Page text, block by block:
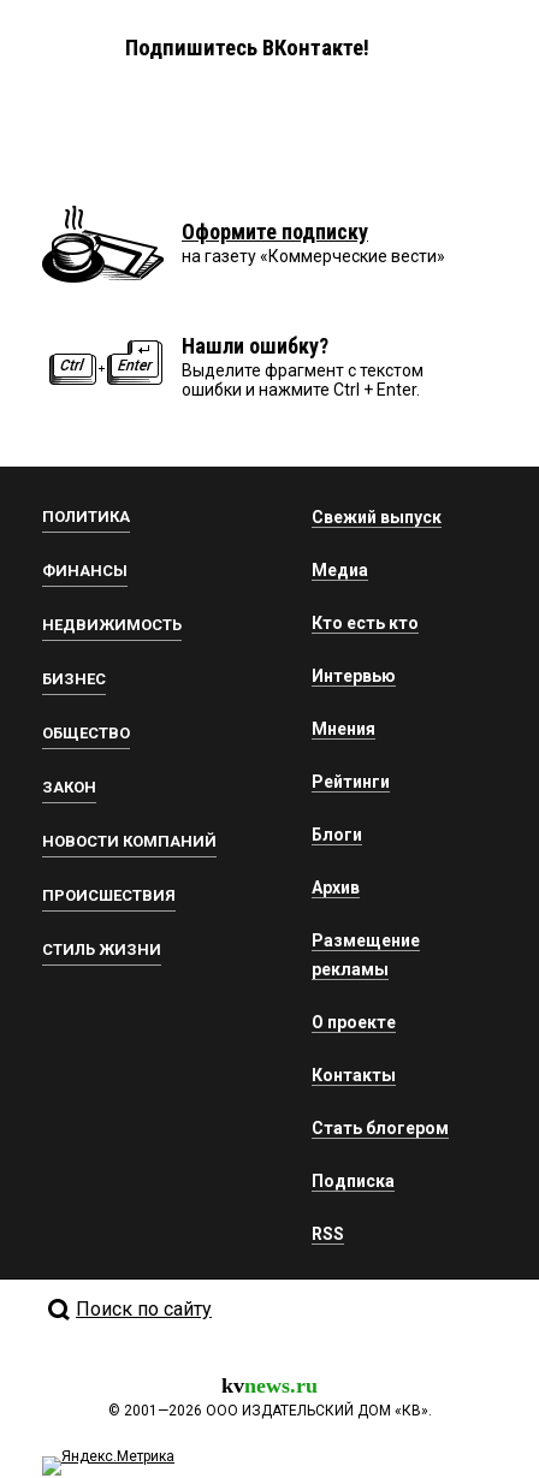
Подпишитесь ВКонтакте!
Оформите подписку
на газету «Коммерческие вести»
Нашли ошибку?
Выделите фрагмент с текстом
ошибки и нажмите Ctrl + Enter.
ПОЛИТИКА
ФИНАНСЫ
НЕДВИЖИМОСТЬ
БИЗНЕС
ОБЩЕСТВО
ЗАКОН
НОВОСТИ КОМПАНИЙ
ПРОИСШЕСТВИЯ
СТИЛЬ ЖИЗНИ
Свежий выпуск
Медиа
Кто есть кто
Интервью
Мнения
Рейтинги
Блоги
Архив
Размещение
рекламы
О проекте
Контакты
Стать блогером
Подписка
RSS
Поиск по сайту
kvnews.ru
© 2001—2026 ООО ИЗДАТЕЛЬСКИЙ ДОМ «КВ».